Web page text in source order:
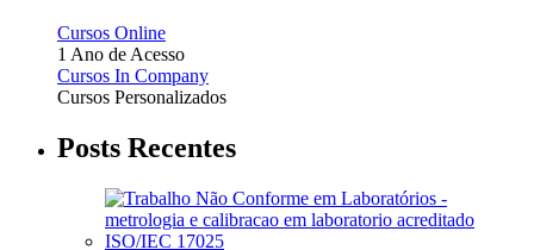
Cursos Online
1 Ano de Acesso
Cursos In Company
Cursos Personalizados
Posts Recentes